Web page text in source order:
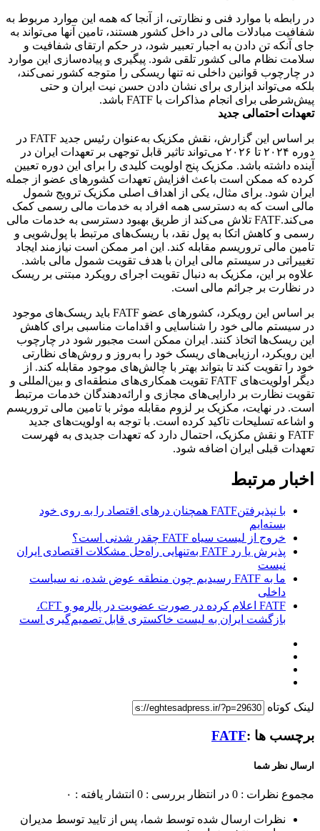
در رابطه با موارد فنی و نظارتی، از آنجا که همه این موارد مربوط به
شفافیت مبادلات مالی در داخل کشور هستند، تامین آنها می‌تواند به
جای آنکه تن دادن به اجبار تعبیر شود، در حکم ارتقای شفافیت و
سلامت نظام مالی کشور تلقی شود. پیگیری و پیاده‌سازی این موارد
در چارچوب قوانین داخلی نه تنها ریسکی را متوجه کشور نمی‌کند،
بلکه می‌تواند ابزاری برای نشان دادن حسن نیت ایران و حتی
پیش‌شرطی برای انجام مذاکرات با FATF باشد.
تعهدات احتمالی جدید
بر اساس این گزارش، نقش مکزیک به‌عنوان رئیس جدید FATF در
دوره ۲۰۲۴ تا ۲۰۲۶ می‌تواند تاثیر قابل توجهی بر تعهدات ایران در
آینده داشته باشد. مکزیک پنج اولویت کلیدی را برای این دوره تعیین
کرده که ممکن است باعث افزایش تعهدات کشورهای عضو از جمله
ایران شود. برای مثال، یکی از اهداف اصلی مکزیک ترویج شمول
مالی است که به دسترسی همه افراد به خدمات مالی رسمی کمک
می‌کند.FATF تلاش می‌کند از طریق بهبود دسترسی به خدمات مالی
رسمی و کاهش اتکا به پول نقد، با ریسک‌های مرتبط با پول‌شویی و
تامین مالی تروریسم مقابله کند. این امر ممکن است نیازمند ایجاد
تغییراتی در سیستم مالی ایران با هدف تقویت شمول مالی باشد.
علاوه بر این، مکزیک به دنبال تقویت اجرای رویکرد مبتنی بر ریسک
در نظارت بر جرائم مالی است.
بر اساس این رویکرد، کشورهای عضو FATF باید ریسک‌های موجود
در سیستم مالی خود را شناسایی و اقدامات مناسبی برای کاهش
این ریسک‌ها اتخاذ کنند. ایران ممکن است مجبور شود در چارچوب
این رویکرد، ارزیابی‌های ریسک خود را به‌روز و روش‌های نظارتی
خود را تقویت کند تا بتواند بهتر با چالش‌های موجود مقابله کند. از
دیگر اولویت‌های FATF تقویت همکاری‌های منطقه‌ای و بین‌المللی و
تقویت نظارت بر دارایی‌های مجازی و ارائه‌دهندگان خدمات مرتبط
است. در نهایت، مکزیک بر لزوم مقابله موثر با تامین مالی تروریسم
و اشاعه تسلیحات تاکید کرده است. با توجه به اولویت‌های جدید
FATF و نقش مکزیک، احتمال دارد که تعهدات جدیدی به فهرست
تعهدات قبلی ایران اضافه شود.
اخبار مرتبط
با نپذیرفتنFATF همچنان درهای اقتصاد را به روی خود
بسته‌ایم
خروج از لیست سیاه FATF چقدر شدنی است؟
پذیرش یا رد FATF به‌تنهایی راه‌حل مشکلات اقتصادی ایران
نیست
ما به FATF رسیدیم چون منطقه عوض شده، نه سیاست
داخلی
FATF اعلام کرده در صورت عضویت در پالرمو و CFT،
بازگشت ایران به لیست خاکستری قابل تصمیم‌گیری است
لینک کوتاه
برچسب ها :FATF
ارسال نظر شما
مجموع نظرات : 0 در انتظار بررسی : 0 انتشار یافته : ۰
نظرات ارسال شده توسط شما، پس از تایید توسط مدیران